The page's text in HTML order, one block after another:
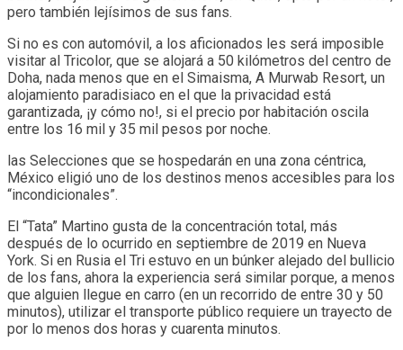
pero también lejísimos de sus fans.
Si no es con automóvil, a los aficionados les será imposible
visitar al Tricolor, que se alojará a 50 kilómetros del centro de
Doha, nada menos que en el Simaisma, A Murwab Resort, un
alojamiento paradisiaco en el que la privacidad está
garantizada, ¡y cómo no!, si el precio por habitación oscila
entre los 16 mil y 35 mil pesos por noche.
las Selecciones que se hospedarán en una zona céntrica,
México eligió uno de los destinos menos accesibles para los
“incondicionales”.
El “Tata” Martino gusta de la concentración total, más
después de lo ocurrido en septiembre de 2019 en Nueva
York. Si en Rusia el Tri estuvo en un búnker alejado del bullicio
de los fans, ahora la experiencia será similar porque, a menos
que alguien llegue en carro (en un recorrido de entre 30 y 50
minutos), utilizar el transporte público requiere un trayecto de
por lo menos dos horas y cuarenta minutos.